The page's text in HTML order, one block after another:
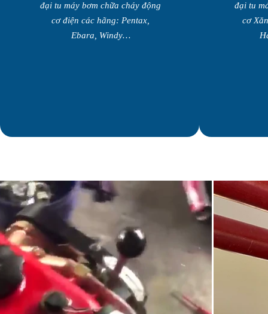
đại tu máy bơm chữa cháy động
cơ điện các hãng: Pentax,
Ebara, Windy…
đại tu
cơ